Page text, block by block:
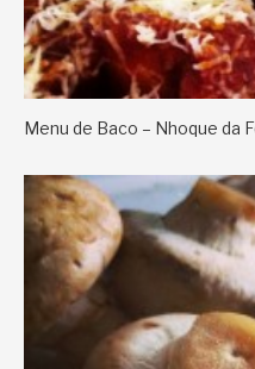
Menu de Baco – Nhoque da